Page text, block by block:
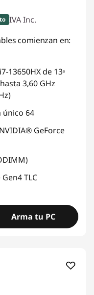
IVA Inc.
comienzan en:
13650HX de 13ᵃ
3,60 GHz
único 64
GeForce
TLC
Arma tu PC